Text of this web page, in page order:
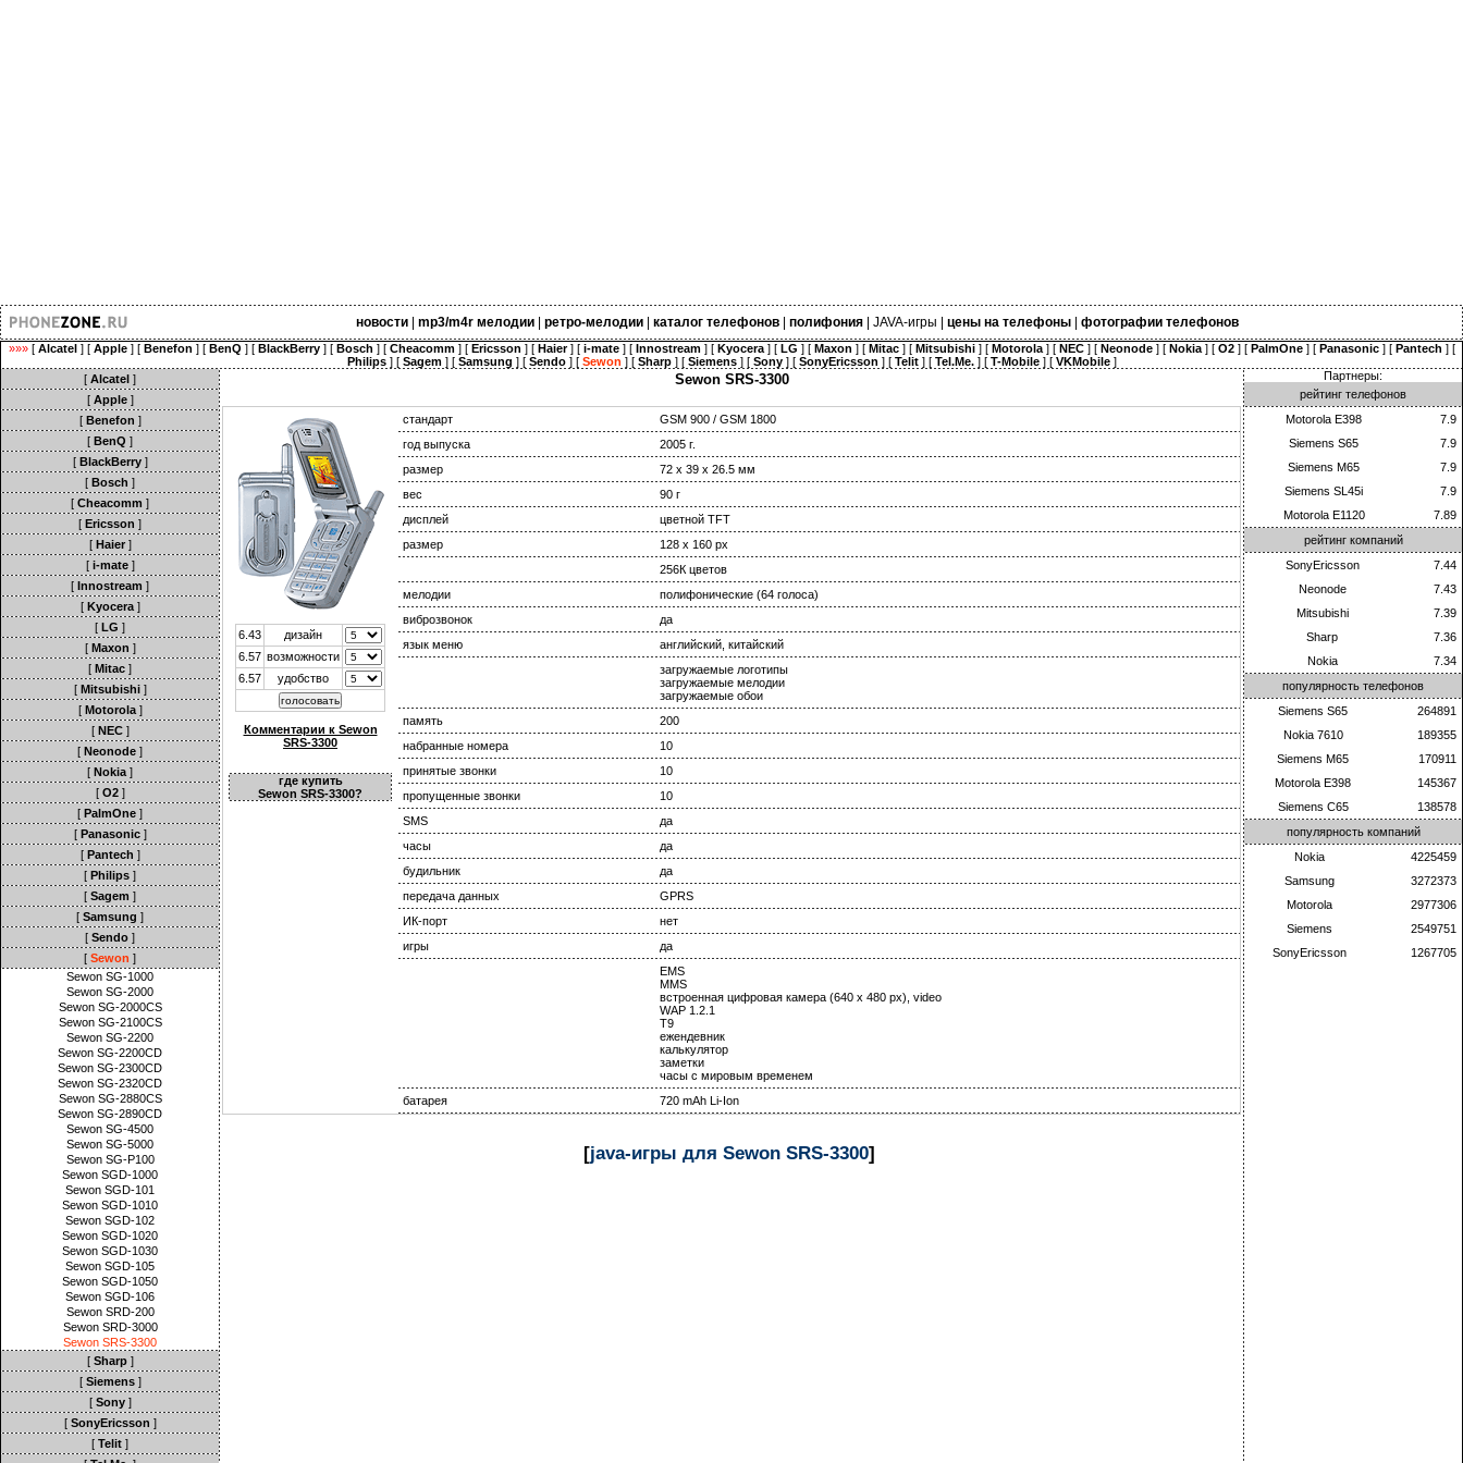
новости| mp3/m4r мелодии| ретро-мелодии| каталог телефонов| полифония| JAVA-игры цены на телефоны| фотографии телефонов
»»»[ Alcatel] [ Apple] [ Benefon ] [ BenQ ] [ BlackBerry] [ Bosch ] [ Cheacomm] [ Ericsson ] [ Haier] [ i-mate] [ Innostream] [ Kyocera] [ LG ] [ Maxon ] [ Mitac] [ Mitsubishi] [ Motorola] [ NEC] [ Neonode] [ Nokia] [ O2] [ PalmOne] [ Panasonic] [ Pantech ] [
Philips] [ Sagem] [ Samsung ] [ Sendo] [ Sewon ] [ Sharp] [ Siemens] [ Sony] [ SonyEricsson ] [ Telit] [ Tel.Me.] [ T-Mobile] [ VKMobile]
[ Alcatel ]
[ Apple]
[ Benefon ]
[ BenQ ]
[ BlackBerry]
[ Bosch ]
[ Cheacomm ]
[ Ericsson ]
[ Haier]
[ i-mate]
[ Innostream ]
[ Kyocera]
[ LG ]
[ Maxon ]
[ Mitac ]
[ Mitsubishi]
[ Motorola]
[ NEC]
[ Neonode ]
[ Nokia ]
[ O2]
[ PalmOne ]
[ Panasonic]
[ Pantech ]
[ Philips ]
[ Sagem ]
[ Samsung ]
[ Sendo ]
[ Sewon ]
Sewon SG-1000
Sewon SG-2000
Sewon SG-2000CS
Sewon SG-2100CS
Sewon SG-2200
Sewon SG-2200CD
Sewon SG-2300CD
Sewon SG-2320CD
Sewon SG-2880CS
Sewon SG-2890CD
Sewon SG-4500
Sewon SG-5000
Sewon SG-P100
Sewon SGD-1000
Sewon SGD-101
Sewon SGD-1010
Sewon SGD-102
Sewon SGD-1020
Sewon SGD-1030
Sewon SGD-105
Sewon SGD-1050
Sewon SGD-106
Sewon SRD-200
Sewon SRD-3000
Sewon SRS-3300
[ Sharp]
[ Siemens]
[ Sony]
[ SonyEricsson ]
[ Telit ]
Sewon SRS-3300
6.43
дизайн
6.57 возможности
6.57
удобство
Комментарии к Sewon
SRS-3300
где купить
Sewon SRS-3300?
стандарт
GSM 900 / GSM 1800
год выпуска
2005 г.
размер
72 х 39 х 26.5 мм
вес
90 г
дисплей
цветной TFT
размер
128 x 160 px
256К цветов
мелодии
полифонические (64 голоса)
виброзвонок
да
язык меню
английский, китайский
загружаемые логотипы
загружаемые мелодии
загружаемые обои
память
200
набранные номера
10
принятые звонки
10
пропущенные звонки
10
SMS
да
часы
да
будильник
да
передача данных
GPRS
ИК-порт
нет
игры
да
EMS
MMS
встроенная цифровая камера (640 x 480 px), video
WAP 1.2.1
T9
ежендевник
калькулятор
заметки
часы с мировым временем
батарея
720 mAh Li-Ion
[java-игры для Sewon SRS-3300]
Партнеры:
рейтинг телефонов
Motorola E398
7.9
Siemens S65
7.9
Siemens M65
7.9
Siemens SL45i
7.9
Motorola E1120
7.89
рейтинг компаний
SonyEricsson
7.44
Neonode
7.43
Mitsubishi
7.39
Sharp
7.36
Nokia
7.34
популярность телефонов
Siemens S65
264891
Nokia 7610
189355
Siemens M65
170911
Motorola E398
145367
Siemens C65
138578
популярность компаний
Nokia
4225459
Samsung
3272373
Motorola
2977306
Siemens
2549751
SonyEricsson
1267705